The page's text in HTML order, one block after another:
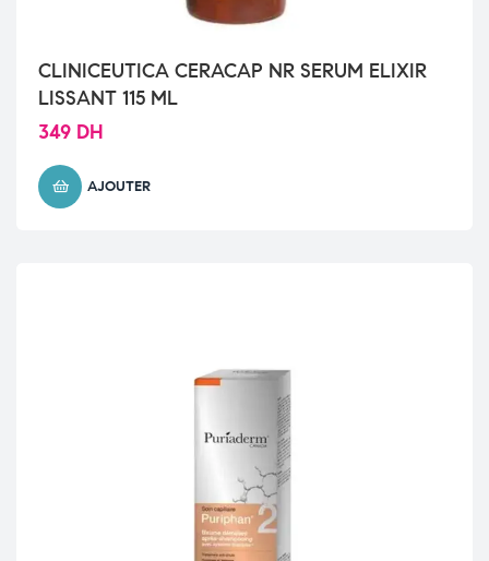
CLINICEUTICA CERACAP NR SERUM ELIXIR
LISSANT 115 ML
349 DH
AJOUTER